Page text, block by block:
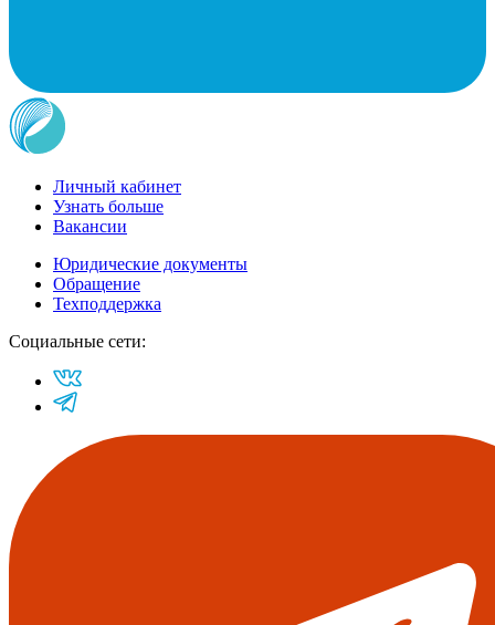
Личный кабинет
Узнать больше
Вакансии
Юридические документы
Обращение
Техподдержка
Социальные сети: